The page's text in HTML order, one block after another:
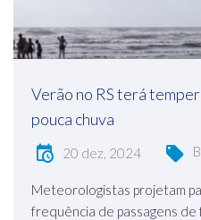
Verão no RS terá
pouca chuva
20 dez, 2024
Meteorologistas projetam
frequência de passagens